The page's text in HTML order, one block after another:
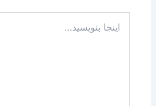
بنویسید…